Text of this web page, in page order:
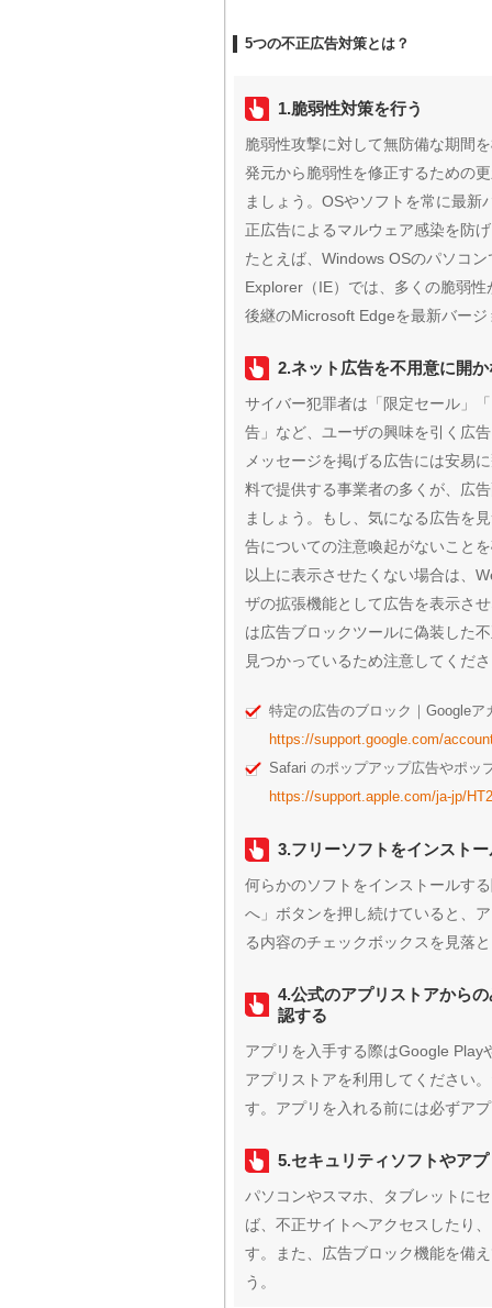
5つの不正広告対策とは？
1.脆弱性対策を行う
脆弱性攻撃に対して無防備な期間
発元から脆弱性を修正するための
ましょう。OSやソフトを常に最
正広告によるマルウェア感染を防
たとえば、Windows OSのパソコ
Explorer（IE）では、多くの脆弱
後継のMicrosoft Edgeを最新バー
2.ネット広告を不用意に開
サイバー犯罪者は「限定セール」
告」など、ユーザの興味を引く広
メッセージを掲げる広告には安易
料で提供する事業者の多くが、広
ましょう。もし、気になる広告を
告についての注意喚起がないこと
以上に表示させたくない場合は、
ザの拡張機能として広告を表示さ
は広告ブロックツールに偽装した
見つかっているため注意してくだ
特定の広告のブロック｜Googleア
https://support.google.com/
Safari のポップアップ広告やポッ
https://support.apple.com/ja-jp/
3.フリーソフトをインスト
何らかのソフトをインストールす
へ」ボタンを押し続けていると、
る内容のチェックボックスを見落
4.公式のアプリストアから
認する
アプリを入手する際はGoogle
アプリストアを利用してください
す。アプリを入れる前には必ずア
5.セキュリティソフトやア
パソコンやスマホ、タブレットに
ば、不正サイトへアクセスしたり
す。また、広告ブロック機能を備
う。